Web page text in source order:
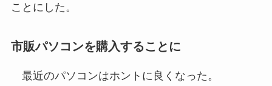
ことにした。
市販パソコンを購入することに
最近のパソコンはホントに良くなった。